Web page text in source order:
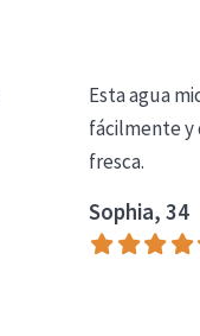
Esta agua
fácilmente y
fresca.
Sophia, 34